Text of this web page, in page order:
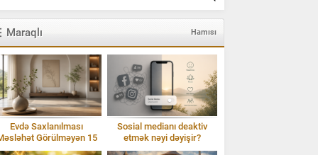
Maraqlı Hamısı
Evdə Saxlanılması
Görülməyən 15
Əşya: Enerji və Ruzi
Sosial medianı deaktiv
etmək nəyi dəyişir?